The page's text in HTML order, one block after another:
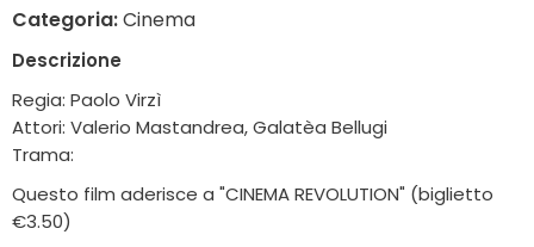
Categoria:Cinema
Descrizione
Regia: Paolo Virzì
Attori: Valerio Mastandrea, Galatèa Bellugi
Trama:
Questo film aderisce a "CINEMA REVOLUTION" (biglietto
€3.50)